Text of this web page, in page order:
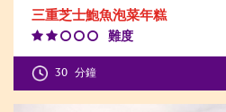
三重芝士鮑魚泡菜年糕
難度
Level:2
30 分鐘